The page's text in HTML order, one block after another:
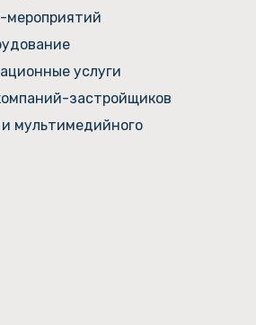
мероприятий
услуги
застройщиков
мультимедийного